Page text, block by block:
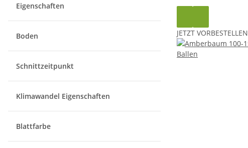
JETZT VORBESTELLEN
Eigenschaften
Boden
Schnittzeitpunkt
Klimawandel Eigenschaften
Blattfarbe